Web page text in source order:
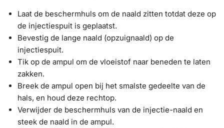
Laat de beschermhuls om de naald zitten totdat deze op
de injectiespuit is geplaatst.
Bevestig de lange naald (opzuignaald) op de
injectiespuit.
Tik op de ampul om de vloeistof naar beneden te laten
zakken.
Breek de ampul open bij het smalste gedeelte van de
hals, en houd deze rechtop.
Verwijder de beschermhuls van de injectie-naald en
steek de naald in de ampul.